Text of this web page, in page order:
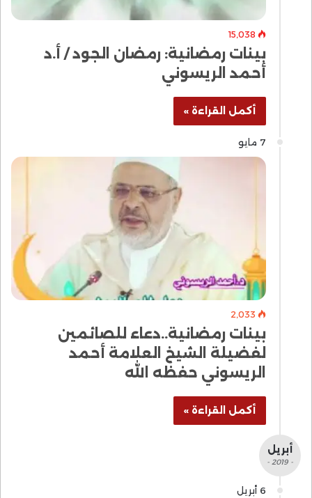
15٬038
بينات رمضانية: رمضان الجود / أ.د
أحمد الريسوني
أكمل القراءة »
7 مايو
2٬033
بينات رمضانية..دعاء للصائمين
لفضيلة الشيخ العلامة أحمد
الريسوني حفظه الله
أكمل القراءة »
أبريل
- 2019 -
6 أبريل